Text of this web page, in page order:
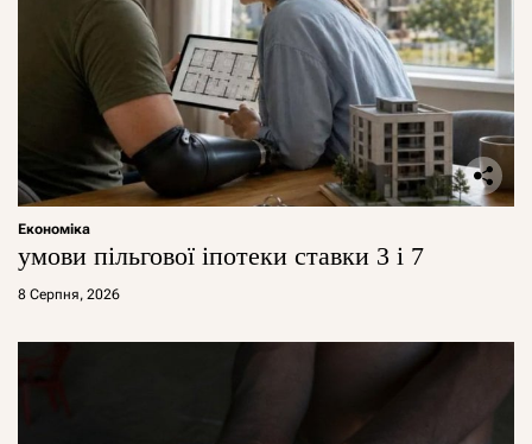
Економіка
умови пільгової іпотеки ставки 3 і 7
8 Серпня, 2026